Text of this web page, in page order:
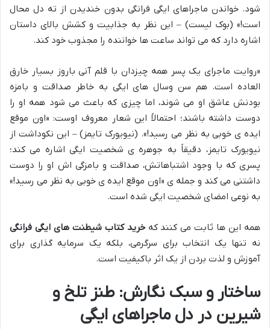
شود. خواندن ماجراهای ایگی فرانگی بدون خندیدن از ته دل محال
است!» (بوک لیست) – این نظر به جذابیت و کشش بالای داستان
اشاره دارد که می تواند ساعت ها خواننده را مجذوب خود کند.
«روایت ماجرای یک پسر همه چیزدان با قلم آنی باروز بسیار خارق
العاده است. هم سن وسال های ایگی به خاطر صداقت و بامزه
بودنش عاشق او می شوند، اما چیزی که باعث می شود همه او را
دوست داشته باشند؛ احتمالاً این شعار معروف اوست: «اون موقع
ایده ی خوبی به نظر می رسید!». (نیویورک تایمز) – این نکوداشت از
نیویورک تایمز، دقیقاً به جوهره ی شخصیت ایگی اشاره می کند؛
پسری که با وجود اشتباهاتش، صداقت و بامزگی اش او را دوست
داشتنی می کند و جمله ی «اون موقع ایده ی خوبی به نظر می رسید!»
به نوعی امضای شخصیت ایگی شده است.
همه این ها ثابت می کنند کهخرید کتاب شیطنت های ایگی فرانگی
نه تنها یک انتخاب برای سرگرمی، بلکه یک سرمایه گذاری برای
آموزش و لذت بردن از یک اثر باکیفیت است.
ساختار و سبک نگارش: طنز تلخ و
شیرین در دل ماجراهای ایگی